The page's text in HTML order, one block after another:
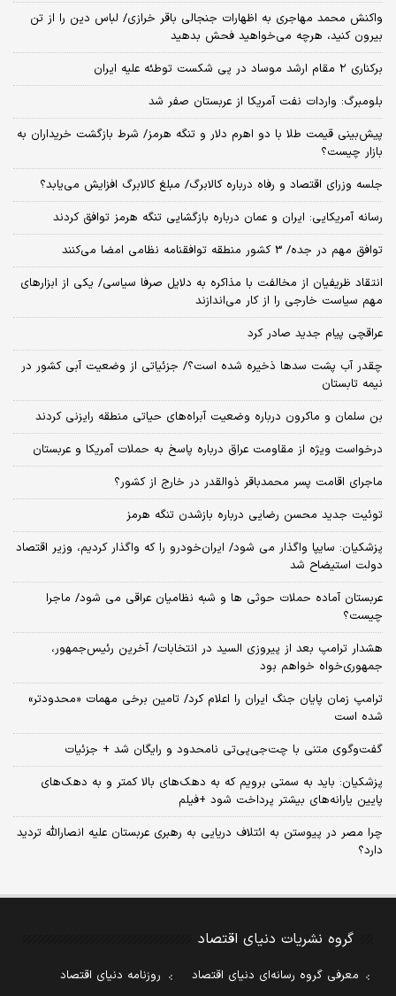
واکنش محمد مهاجری به اظهارات جنجالی باقر خرازی/ لباس دین را از تن
بیرون کنید، هرچه می‌خواهید فحش بدهید
برکناری ۲ مقام‌ ارشد موساد در پی شکست توطئه علیه ایران
بلومبرگ: واردات نفت آمریکا از عربستان صفر شد
پیش‌بینی قیمت طلا با دو اهرم دلار و تنگه هرمز/ شرط بازگشت خریداران به
بازار چیست؟
جلسه وزرای اقتصاد و رفاه درباره کالابرگ/ مبلغ کالابرگ افزایش می‌یابد؟
رسانه آمریکایی: ایران و عمان درباره بازگشایی تنگه هرمز توافق کردند
توافق مهم در جده/ 3 کشور منطقه توافقنامه نظامی امضا می‌کنند
انتقاد ظریفیان از مخالفت با مذاکره به دلایل صرفا سیاسی/ یکی از ابزارهای
مهم سیاست خارجی را از کار می‌اندازند
عراقچی پیام جدید صادر کرد
چقدر آب پشت سدها ذخیره شده است؟/ جزئیاتی از وضعیت آبی کشور در
نیمه تابستان
بن سلمان و ماکرون درباره وضعیت آبراه‌های حیاتی منطقه رایزنی کردند
درخواست ویژه از مقاومت عراق درباره پاسخ به حملات آمریکا و عربستان
ماجرای اقامت پسر محمدباقر ذوالقدر در خارج از کشور؟
توئیت جدید محسن رضایی درباره بازشدن تنگه هرمز
پزشکیان: سایپا واگذار می شود/ ایران‌خودرو را که واگذار کردیم، وزیر اقتصاد
دولت استیضاح شد
عربستان آماده حملات حوثی ها و شبه نظامیان عراقی می شود/ ماجرا
چیست؟
هشدار ترامپ بعد از پیروزی السید در انتخابات/ آخرین رئیس‌جمهور،
جمهوری‌خواه خواهم بود
ترامپ زمان پایان جنگ ایران را اعلام کرد/ تامین برخی مهمات «محدودتر»
شده است
گفت‌وگوی متنی با چت‌جی‌پی‌تی نامحدود و رایگان شد + جزئیات
پزشکیان: باید به سمتی برویم که به دهک‌های بالا کمتر و به دهک‌های
پایین یارانه‌های بیشتر پرداخت شود +فیلم
چرا مصر در پیوستن به ائتلاف دریایی به رهبری عربستان علیه انصارالله تردید
دارد؟
گروه نشریات دنیای اقتصاد
معرفی گروه رسانه‌ای دنیای اقتصاد
روزنامه دنیای اقتصاد